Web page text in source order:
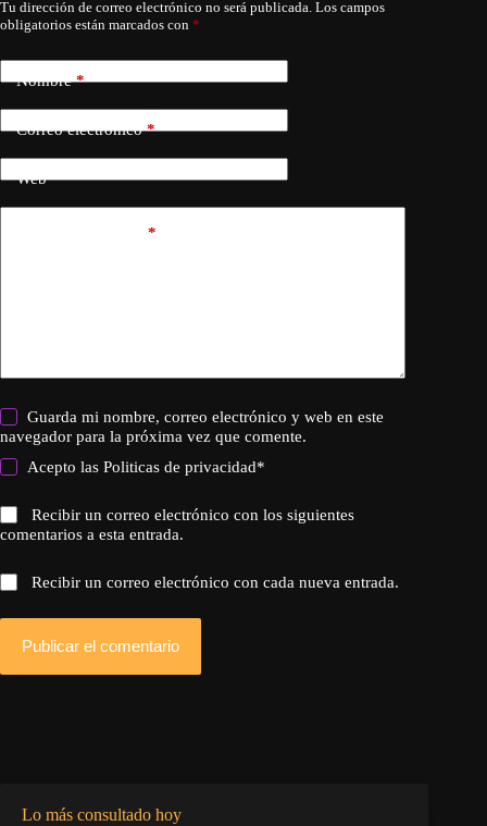
Tu dirección de correo electrónico no será publicada. Los campos
obligatorios están marcados con *
Nombre*
Correo electrónico*
Web
*
Guarda mi nombre, correo electrónico y web en este
navegador para la próxima vez que comente.
Acepto lasPoliticas de privacidad*
Recibir un correo electrónico con los siguientes
comentarios a esta entrada.
Recibir un correo electrónico con cada nueva entrada.
Publicar el comentario
Lo más consultado hoy